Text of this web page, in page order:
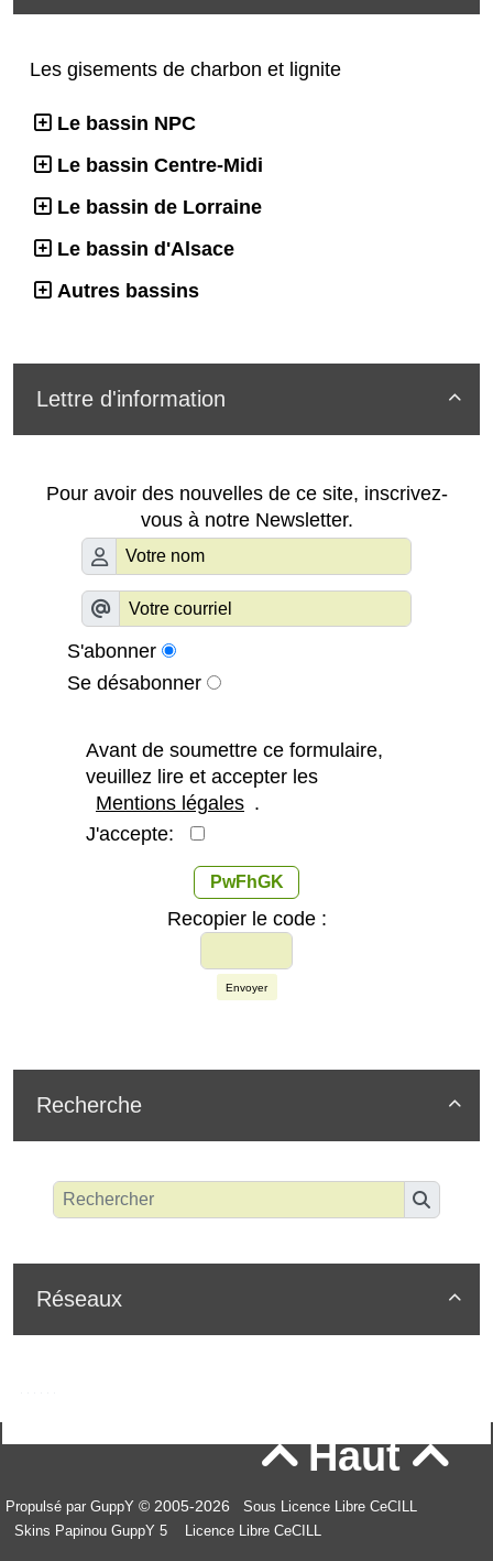
Les gisements de charbon et lignite
Le bassin NPC
Le bassin Centre-Midi
Le bassin de Lorraine
Le bassin d'Alsace
Autres bassins

Lettre d'information
Pour avoir des nouvelles de ce site, inscrivez-
vous à notre Newsletter.
S'abonner
Se désabonner
Avant de soumettre ce formulaire,
veuillez lire et accepter les
Mentions légales .
J'accepte:
PwFhGK
Recopier le code :
Envoyer

Recherche

Réseaux
Haut
Propulsé par GuppY © 2005-2026
Sous Licence Libre CeCILL
Skins Papinou GuppY 5
Licence Libre CeCILL